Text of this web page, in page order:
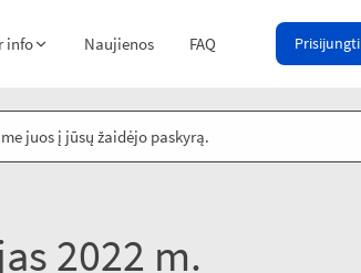
info Naujienos FAQ Prisijungti
juos į jūsų žaidėjo paskyrą.
2022 m.